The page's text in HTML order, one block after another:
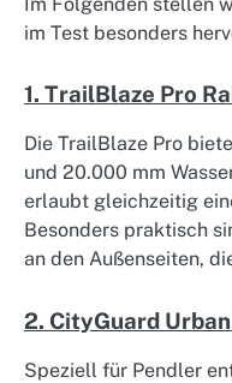
im Test besonders
1. TrailBlaze Pro
Die TrailBlaze Pro
und 20.000 mm
erlaubt gleichzeitig
Besonders praktisch
an den Außenseiten,
2. CityGuard
Speziell für Pendler